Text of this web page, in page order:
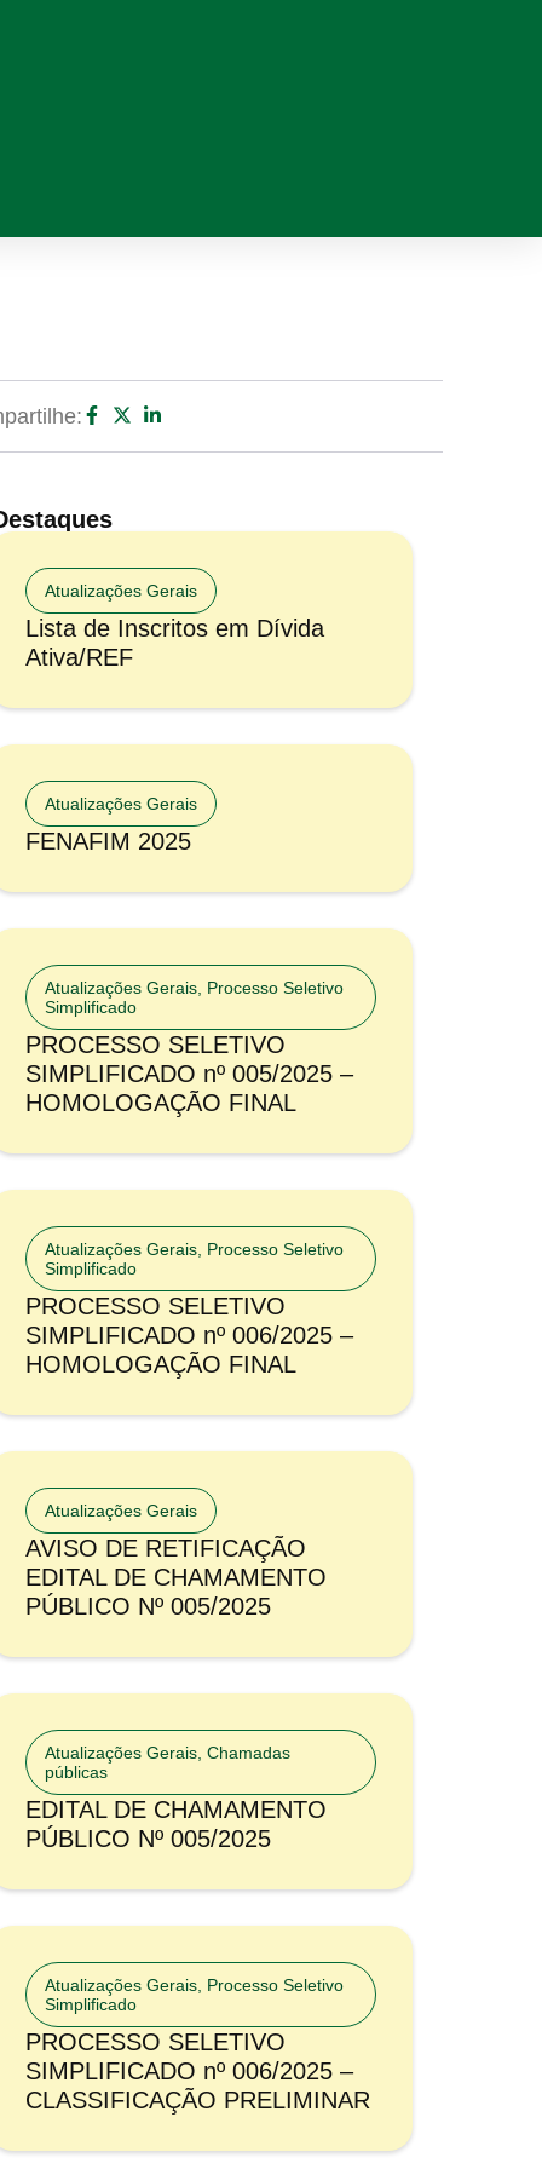
Atualizações Gerais
Lista de Inscritos em Dívida
Ativa/REF
Atualizações Gerais
FENAFIM 2025
Atualizações Gerais Processo Seletivo
Simplificado
PROCESSO SELETIVO
SIMPLIFICADO nº 005/2025 –
HOMOLOGAÇÃO FINAL
Atualizações Gerais Processo Seletivo
Simplificado
PROCESSO SELETIVO
SIMPLIFICADO nº 006/2025 –
HOMOLOGAÇÃO FINAL
Atualizações Gerais
AVISO DE RETIFICAÇÃO
EDITAL DE CHAMAMENTO
PÚBLICO Nº 005/2025
Atualizações Gerais Chamadas
públicas
EDITAL DE CHAMAMENTO
PÚBLICO Nº 005/2025
Atualizações Gerais Processo Seletivo
Simplificado
PROCESSO SELETIVO
SIMPLIFICADO nº 006/2025 –
CLASSIFICAÇÃO PRELIMINAR